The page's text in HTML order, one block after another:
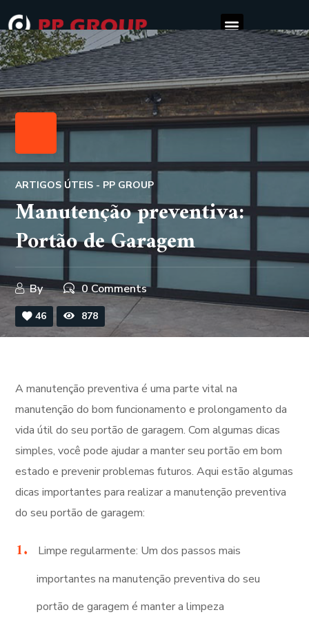
ARTIGOS ÚTEIS - PP GROUP
Manutenção preventiva:
Portão de Garagem
By 0 Comments
46 878
A manutenção preventiva é uma parte vital na
manutenção do bom funcionamento e prolongamento da
vida útil do seu portão de garagem. Com algumas dicas
simples, você pode ajudar a manter seu portão em bom
estado e prevenir problemas futuros. Aqui estão algumas
dicas importantes para realizar a manutenção preventiva
do seu portão de garagem:
Limpe regularmente: Um dos passos mais
importantes na manutenção preventiva do seu
portão de garagem é manter a limpeza